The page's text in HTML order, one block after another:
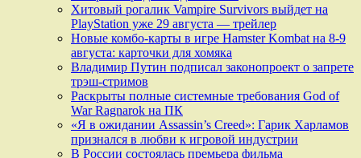
Хитовый рогалик Vampire Survivors выйдет на
PlayStation уже 29 августа — трейлер
Новые комбо-карты в игре Hamster Kombat на 8-9
августа: карточки для хомяка
Владимир Путин подписал законопроект о запрете
трэш-стримов
Раскрыты полные системные требования God of
War Ragnarok на ПК
«Я в ожидании Assassin’s Creed»: Гарик Харламов
признался в любви к игровой индустрии
В России состоялась премьера фильма